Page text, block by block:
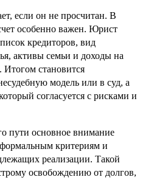
если он не просчитан. В
особенно важен. Юрист
кредиторов, вид
активы семьи и доходы на
Итогом становится
модель или в суд, а
согласуется с рисками и
пути основное внимание
формальным критериям и
реализации. Такой
освобождению от долгов,